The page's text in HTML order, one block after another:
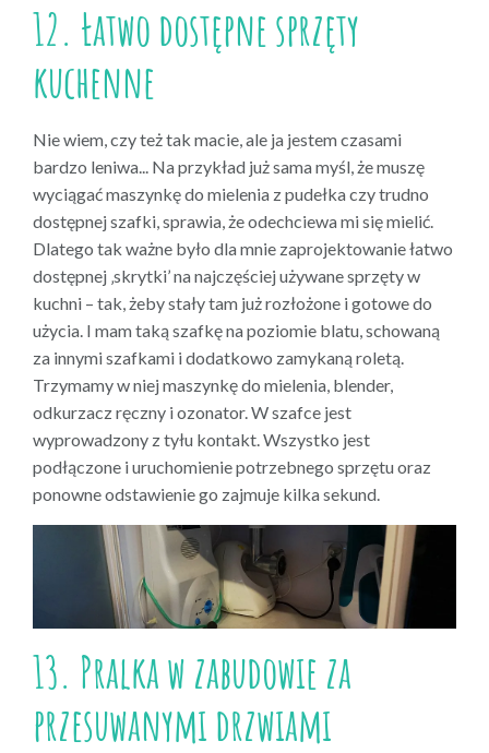
12. Łatwo dostępne sprzęty
kuchenne
Nie wiem, czy też tak macie, ale ja jestem czasami
bardzo leniwa... Na przykład już sama myśl, że muszę
wyciągać maszynkę do mielenia z pudełka czy trudno
dostępnej szafki, sprawia, że odechciewa mi się mielić.
Dlatego tak ważne było dla mnie zaprojektowanie łatwo
dostępnej ‚skrytki’ na najczęściej używane sprzęty w
kuchni – tak, żeby stały tam już rozłożone i gotowe do
użycia. I mam taką szafkę na poziomie blatu, schowaną
za innymi szafkami i dodatkowo zamykaną roletą.
Trzymamy w niej maszynkę do mielenia, blender,
odkurzacz ręczny i ozonator. W szafce jest
wyprowadzony z tyłu kontakt. Wszystko jest
podłączone i uruchomienie potrzebnego sprzętu oraz
ponowne odstawienie go zajmuje kilka sekund.
13. Pralka w zabudowie za
przesuwanymi drzwiami